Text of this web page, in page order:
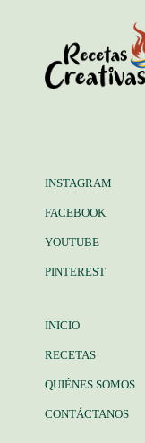
INSTAGRAM
FACEBOOK
YOUTUBE
PINTEREST
INICIO
RECETAS
QUIÉNES SOMOS
CONTÁCTANOS